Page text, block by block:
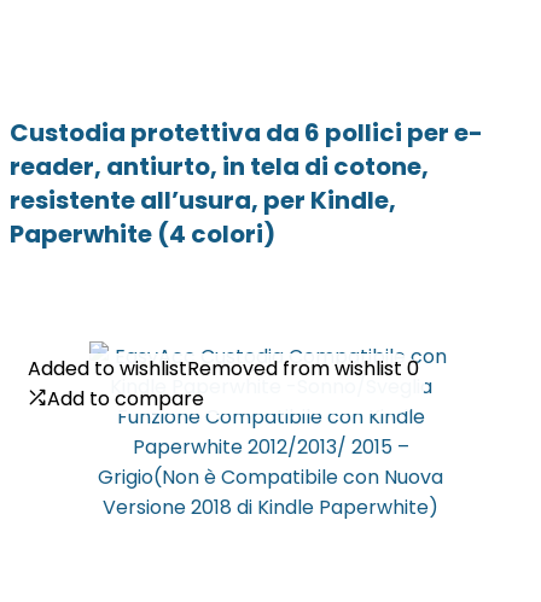
Custodia protettiva da 6 pollici per e-
reader, antiurto, in tela di cotone,
resistente all’usura, per Kindle,
Paperwhite (4 colori)
Added to wishlistRemoved from wishlist 0
Add to compare
Added to wishlistRemoved from wishlist 0
Add to compare